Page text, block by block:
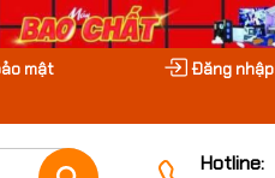
mật
Đăng nhập
Hotline: